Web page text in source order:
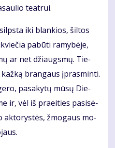
te­at­rui.
iki blan­kios, šil­tos
pa­bū­ti ra­my­bė­je,
ar net džiaugs­mų. Tie­
bran­gaus įpras­min­ti.
pa­sa­ky­tų mū­sų Die­
ir, vėl iš pra­ei­ties pa­si­sė­
ak­to­rys­tės, žmo­gaus mo­